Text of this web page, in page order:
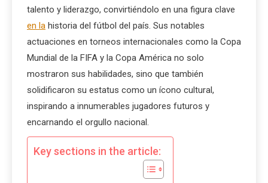
talento y liderazgo, convirtiéndolo en una figura clave
en la historia del fútbol del país. Sus notables
actuaciones en torneos internacionales como la Copa
Mundial de la FIFA y la Copa América no solo
mostraron sus habilidades, sino que también
solidificaron su estatus como un ícono cultural,
inspirando a innumerables jugadores futuros y
encarnando el orgullo nacional.
Key sections in the article: